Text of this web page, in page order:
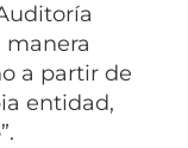
manera
a partir de
entidad,